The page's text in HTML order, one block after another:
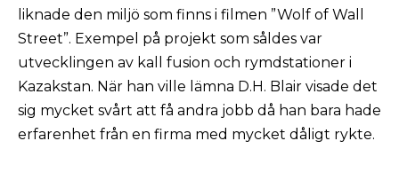
liknade den miljö som finns i filmen ”Wolf of Wall
Street”. Exempel på projekt som såldes var
utvecklingen av kall fusion och rymdstationer i
Kazakstan. När han ville lämna D.H. Blair visade det
sig mycket svårt att få andra jobb då han bara hade
erfarenhet från en firma med mycket dåligt rykte.